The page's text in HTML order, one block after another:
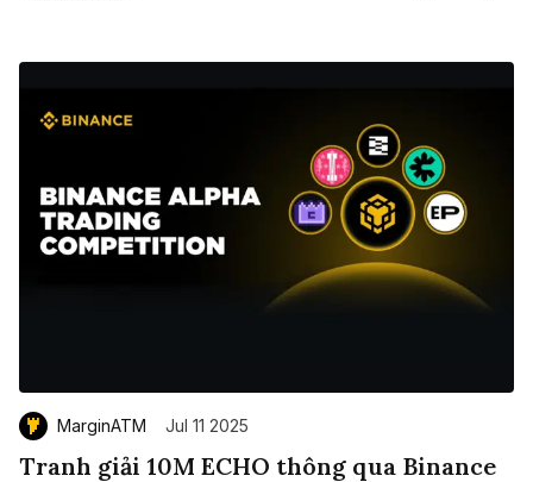
MarginATM Jul 11 2025
Tranh giải 10M ECHO thông qua Binance